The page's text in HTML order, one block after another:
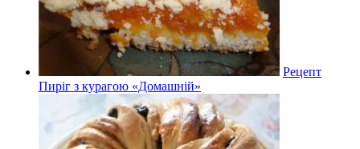
Рецепт
Пиріг з курагою «Домашній»